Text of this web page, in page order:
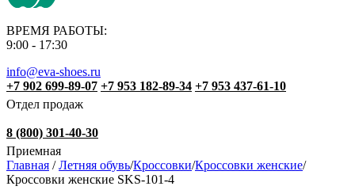
ВРЕМЯ РАБОТЫ:
9:00 - 17:30
info@eva-shoes.ru
+7 902 699-89-07 +7 953 182-89-34 +7 953 437-61-10
Отдел продаж
8 (800) 301-40-30
Приемная
Главная / Летняя обувь/Кроссовки/Кроссовки женские/
Кроссовки женские SKS-101-4